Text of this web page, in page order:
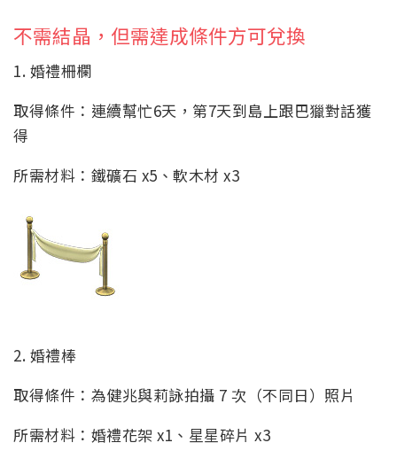
不需結晶，但需達成條件方可兌換
1. 婚禮柵欄
取得條件：連續幫忙6天，第7天到島上跟巴獵對話獲
得
所需材料：鐵礦石 x5、軟木材 x3
2. 婚禮棒
取得條件：為健兆與莉詠拍攝 7 次（不同日）照片
所需材料：婚禮花架 x1、星星碎片 x3